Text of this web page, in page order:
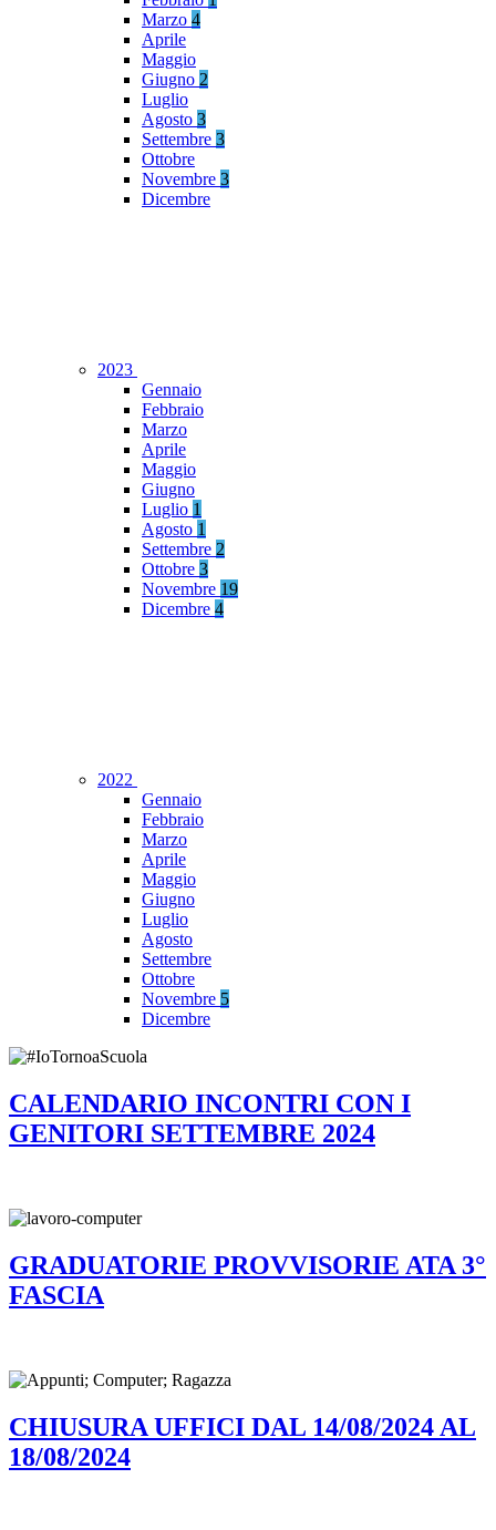
Marzo 4
Aprile
Maggio
Giugno 2
Luglio
Agosto 3
Settembre 3
Ottobre
Novembre 3
Dicembre
2023
Gennaio
Febbraio
Marzo
Aprile
Maggio
Giugno
Luglio 1
Agosto 1
Settembre 2
Ottobre 3
Novembre 19
Dicembre 4
2022
Gennaio
Febbraio
Marzo
Aprile
Maggio
Giugno
Luglio
Agosto
Settembre
Ottobre
Novembre 5
Dicembre
CALENDARIO INCONTRI CON I
GENITORI SETTEMBRE 2024
GRADUATORIE PROVVISORIE ATA 3°
FASCIA
CHIUSURA UFFICI DAL 14/08/2024 AL
18/08/2024